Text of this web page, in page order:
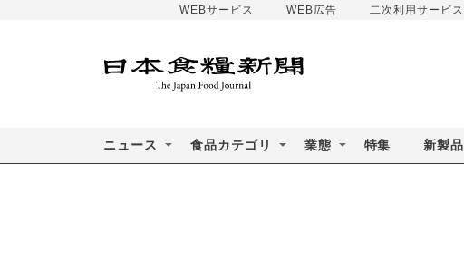
WEBサービス WEB広告 二次利用サービス
ニュース 食品カテゴリ 業態 特集 新製品